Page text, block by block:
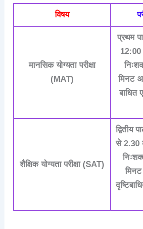
विषय
मानसिक योग्यता परीक्षा
(MAT)
प्रथम
मिनट
बाधित
शैक्षिक योग्यता परीक्षा (SAT)
द्वितीय
से 2.30